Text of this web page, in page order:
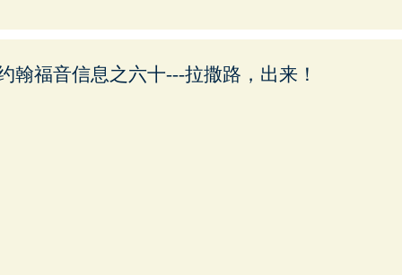
翰福音信息之六十---拉撒路，出来！